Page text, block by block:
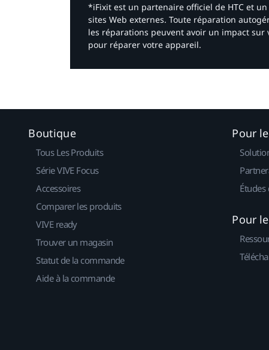
*iFixit est un partenaire officiel de HTC et
sites Web externes. Toute réparation
les réparations peuvent avoir un impact
pour réparer votre appareil.​
Boutique
Tous Les Produits
Série VIVE Focus
Accessoires
Comparer les produits
VIVE ready
Trouver un magasin
Statut de la commande
Aide à la commande
Pour
Études
Pour